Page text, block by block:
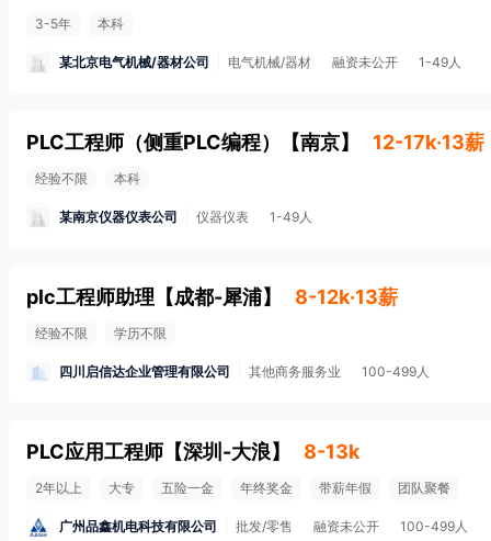
3-5年 本科
某北京电气机械/器材公司 电气机械/器材 融资未公开 1-49人
PLC工程师（侧重PLC编程） 【南京】 12-17k·13薪
经验不限 本科
某南京仪器仪表公司 仪器仪表 1-49人
plc工程师助理 【成都-犀浦】 8-12k·13薪
经验不限 学历不限
四川启信达企业管理有限公司 其他商务服务业 100-499人
PLC应用工程师 【深圳-大浪】 8-13k
2年以上 大专 五险一金 年终奖金 带薪年假 团队聚餐
广州品鑫机电科技有限公司 批发/零售 融资未公开 100-499人